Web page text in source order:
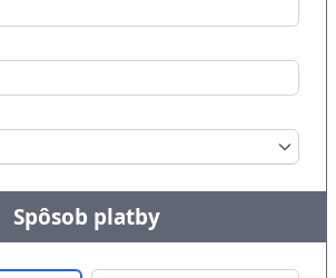
Spôsob platby